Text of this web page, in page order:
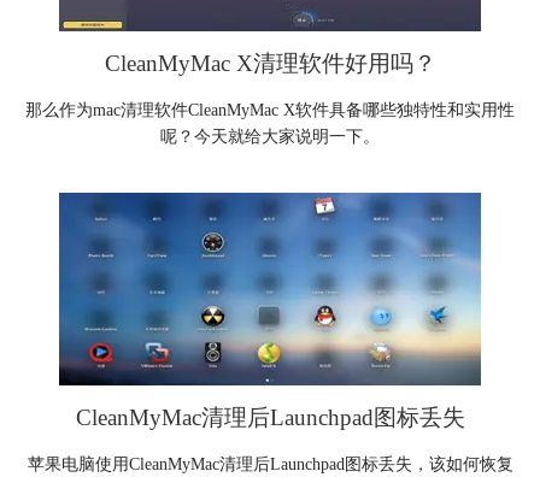
CleanMyMac X清理软件好用吗？
那么作为mac清理软件CleanMyMac X软件具备哪些独特性和实用性
呢？今天就给大家说明一下。
CleanMyMac清理后Launchpad图标丢失
苹果电脑使用CleanMyMac清理后Launchpad图标丢失，该如何恢复